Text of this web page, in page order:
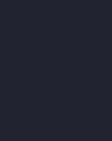
，並討論
上運行